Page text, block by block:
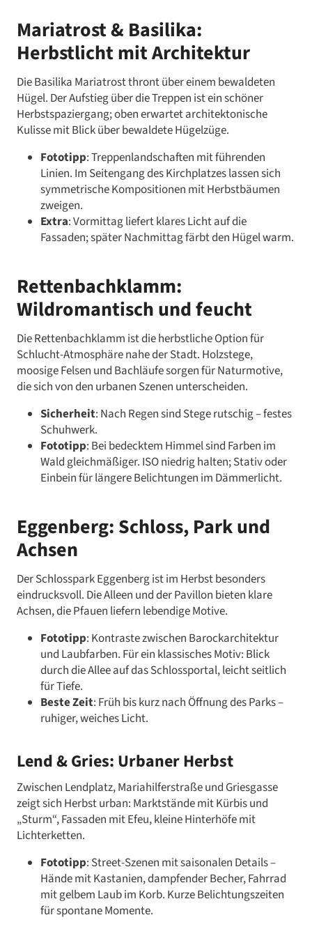
Mariatrost & Basilika:
Herbstlicht mit Architektur
Die Basilika Mariatrost thront über einem bewaldeten
Hügel. Der Aufstieg über die Treppen ist ein schöner
Herbstspaziergang; oben erwartet architektonische
Kulisse mit Blick über bewaldete Hügelzüge.
Fototipp: Treppenlandschaften mit führenden
Linien. Im Seitengang des Kirchplatzes lassen sich
symmetrische Kompositionen mit Herbstbäumen
zweigen.
Extra: Vormittag liefert klares Licht auf die
Fassaden; später Nachmittag färbt den Hügel warm.
Rettenbachklamm:
Wildromantisch und feucht
Die Rettenbachklamm ist die herbstliche Option für
Schlucht-Atmosphäre nahe der Stadt. Holzstege,
moosige Felsen und Bachläufe sorgen für Naturmotive,
die sich von den urbanen Szenen unterscheiden.
Sicherheit: Nach Regen sind Stege rutschig – festes
Schuhwerk.
Fototipp: Bei bedecktem Himmel sind Farben im
Wald gleichmäßiger. ISO niedrig halten; Stativ oder
Einbein für längere Belichtungen im Dämmerlicht.
Eggenberg: Schloss, Park und
Achsen
Der Schlosspark Eggenberg ist im Herbst besonders
eindrucksvoll. Die Alleen und der Pavillon bieten klare
Achsen, die Pfauen liefern lebendige Motive.
Fototipp: Kontraste zwischen Barockarchitektur
und Laubfarben. Für ein klassisches Motiv: Blick
durch die Allee auf das Schlossportal, leicht seitlich
für Tiefe.
Beste Zeit: Früh bis kurz nach Öffnung des Parks –
ruhiger, weiches Licht.
Lend & Gries: Urbaner Herbst
Zwischen Lendplatz, Mariahilferstraße und Griesgasse
zeigt sich Herbst urban: Marktstände mit Kürbis und
„Sturm“, Fassaden mit Efeu, kleine Hinterhöfe mit
Lichterketten.
Fototipp: Street-Szenen mit saisonalen Details –
Hände mit Kastanien, dampfender Becher, Fahrrad
mit gelbem Laub im Korb. Kurze Belichtungszeiten
für spontane Momente.